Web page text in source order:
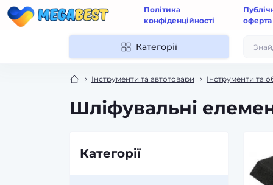
Політика
конфіденційності
оферта
Категорії
Інструменти та автотовари Інструменти та
Шліфувальні
Категорії